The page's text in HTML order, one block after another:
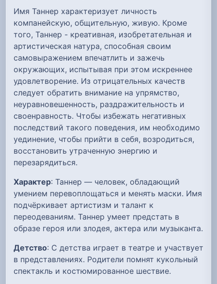
Имя Таннер характеризует личность
компанейскую, общительную, живую. Кроме
того, Таннер - креативная, изобретательная и
артистическая натура, способная своим
самовыражением впечатлить и зажечь
окружающих, испытывая при этом искреннее
удовлетворение. Из отрицательных качеств
следует обратить внимание на упрямство,
неуравновешенность, раздражительность и
своенравность. Чтобы избежать негативных
последствий такого поведения, им необходимо
уединение, чтобы прийти в себя, возродиться,
восстановить утраченную энергию и
перезарядиться.
Характер: Таннер — человек, обладающий
умением перевоплощаться и менять маски. Имя
подчёркивает артистизм и талант к
переодеваниям. Таннер умеет предстать в
образе героя или злодея, актера или музыканта.
Детство: С детства играет в театре и участвует
в представлениях. Родители помнят кукольный
спектакль и костюмированное шествие.